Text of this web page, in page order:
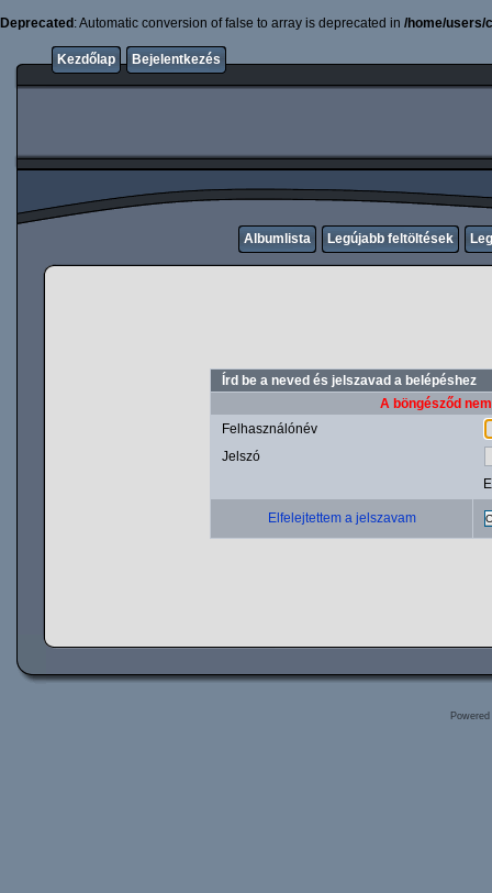
Deprecated : Automatic conversion of false to array is deprecated in /home/users/
Kezdőlap Bejelentkezés
Albumlista Legújabb feltöltések
Írd be a neved és jelszavad a belépéshez
A böngésződ
Felhasználónév
Jelszó
Elfelejtettem a jelszavam